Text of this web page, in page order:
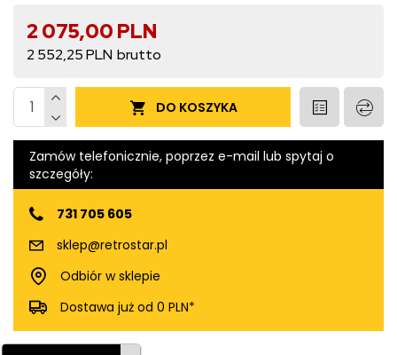
2 075,00 PLN
2 552,25 PLN
DO KOSZYKA
Zamów telefonicznie, poprzez e-mail lub spytaj o
szczegóły:
731 705 605
sklep@retrostar.pl
Odbiór w sklepie
Dostawa już od 0 PLN*